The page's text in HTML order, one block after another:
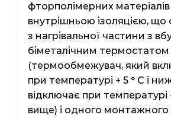
фторполімерних матеріалів
внутрішньою ізоляцією, що
з нагрівальної частини з
біметалічним термостатом
(термообмежувач, який
при температурі + 5 ° С і
відключає при температурі +
вище) і одного